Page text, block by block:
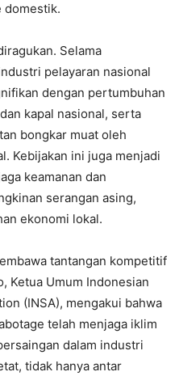
domestik.
Selama
pelayaran nasional
dengan pertumbuhan
kapal nasional, serta
bongkar muat oleh
Kebijakan ini juga menjadi
keamanan dan
serangan asing,
ekonomi lokal.
tantangan kompetitif
Ketua Umum Indonesian
(INSA), mengakui bahwa
telah menjaga iklim
dalam industri
tidak hanya antar